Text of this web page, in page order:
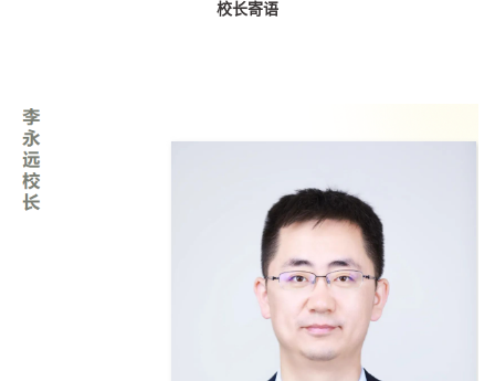
校长寄语